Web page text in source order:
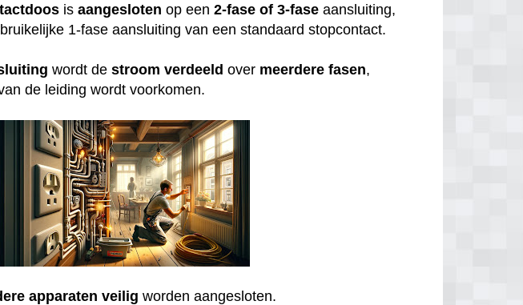
isaangesloten op een2-fase of 3-fase aansluiting,
1-fase aansluiting van een standaard stopcontact.
wordt destroom verdeeld over meerdere fasen,
de leiding wordt voorkomen.
apparaten veilig worden aangesloten.